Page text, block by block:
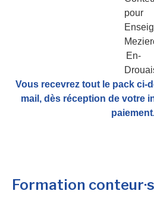
Vous recevrez tout le pack ci-
mail, dès réception de votre
Formation